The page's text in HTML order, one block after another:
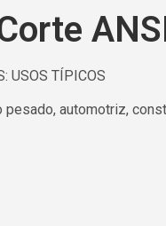
USOS TÍPICOS
pesado, automotriz,